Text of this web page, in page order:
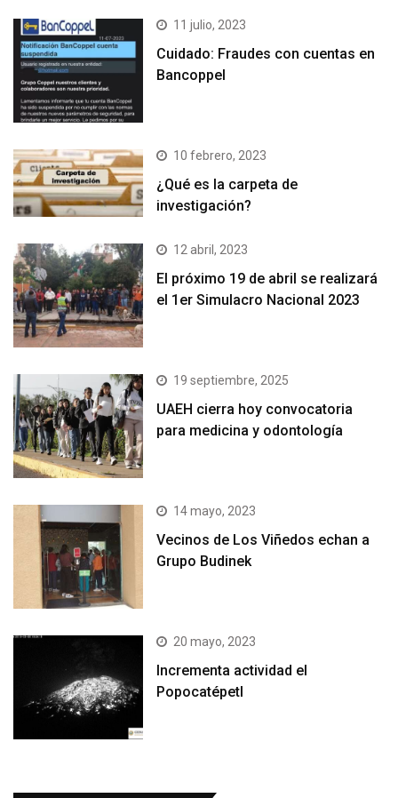
11 julio, 2023
Cuidado: Fraudes con cuentas en
Bancoppel
10 febrero, 2023
¿Qué es la carpeta de
investigación?
12 abril, 2023
El próximo 19 de abril se realizará
el 1er Simulacro Nacional 2023
19 septiembre, 2025
UAEH cierra hoy convocatoria
para medicina y odontología
14 mayo, 2023
Vecinos de Los Viñedos echan a
Grupo Budinek
20 mayo, 2023
Incrementa actividad el
Popocatépetl